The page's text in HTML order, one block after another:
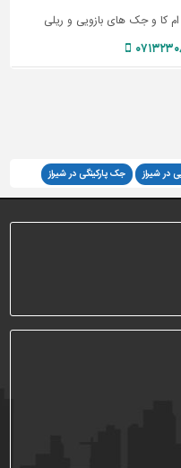
کا و جک های بازویی و ریلی
در شیراز جک پارکینگی در شیراز